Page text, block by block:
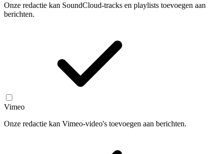
Onze redactie kan SoundCloud-tracks en playlists toevoegen aan
berichten.
Vimeo
Onze redactie kan Vimeo-video's toevoegen aan berichten.